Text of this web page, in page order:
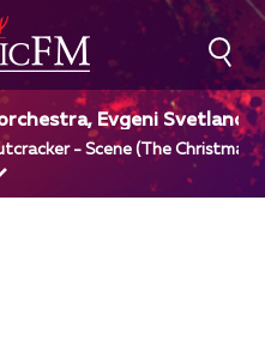
Evgeni Svetlanov,
- Scene (The Christmas